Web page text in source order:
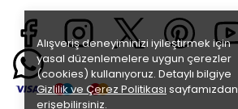
Alışveriş deneyiminizi iyileştirmek için
yasal düzenlemelere uygun çerezler
(cookies) kullanıyoruz. Detaylı bilgiye
Gizlilik ve Çerez Politikası sayfamızdan
erişebilirsiniz.